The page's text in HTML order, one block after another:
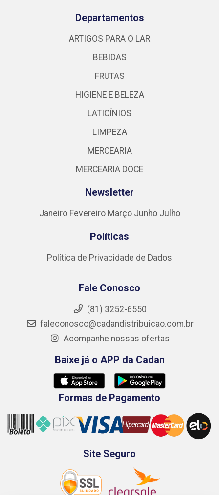
Departamentos
ARTIGOS PARA O LAR
BEBIDAS
FRUTAS
HIGIENE E BELEZA
LATICÍNIOS
LIMPEZA
MERCEARIA
MERCEARIA DOCE
Newsletter
Janeiro Fevereiro Março Junho Julho
Políticas
Política de Privacidade de Dados
Fale Conosco
(81) 3252-6550
faleconosco@cadandistribuicao.com.br
Acompanhe nossas ofertas
Baixe já o APP da Cadan
Formas de Pagamento
Site Seguro